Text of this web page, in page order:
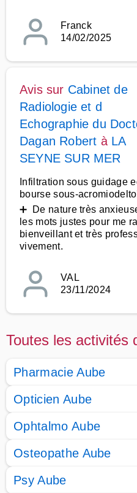
Franck
14/02/2025
Avis sur Cabinet de
Radiologie et d
Echographie du
Dagan Robert à LA
SEYNE SUR MER
Infiltration sous guidage
bourse sous-
➕ De nature très
les mots justes pour me
bienveillant et très
vivement.
VAL
23/11/2024
Toutes les activités
Pharmacie Aube
Opticien Aube
Ophtalmo Aube
Osteopathe Aube
Psy Aube